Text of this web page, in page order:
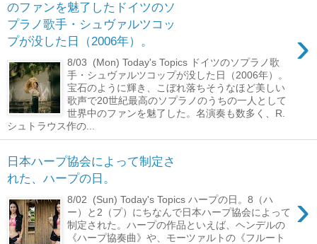
のファンを魅了したドイツのソ
プラノ歌手・シュヴァルツコッ
プが没した日（2006年）。
›
8/03 (Mon) Today's Topics ドイツのソプラノ歌
手・シュヴァルツコップが没した日（2006年）。
宝石のように輝き、こぼれ落ちそうなほど美しい
歌声で20世紀最高のソプラノのうちの一人として
世界中のファンを魅了した。名演奏も数多く、R.
シュトラウス作の...
日本ハープ協会によって制定さ
れた、ハープの日。
›
8/02 (Sun) Today's Topics ハープの日。8（ハ
ー）と2（プ）にちなんで日本ハープ協会によって
制定された。ハープの作品といえば、ヘンデルの
《ハープ協奏曲》や、モーツァルトの《フルート